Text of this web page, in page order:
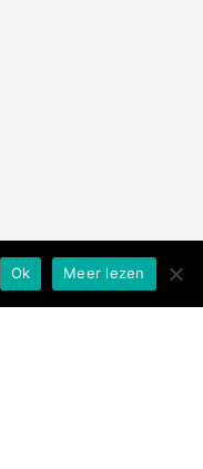
Ok Meer lezen